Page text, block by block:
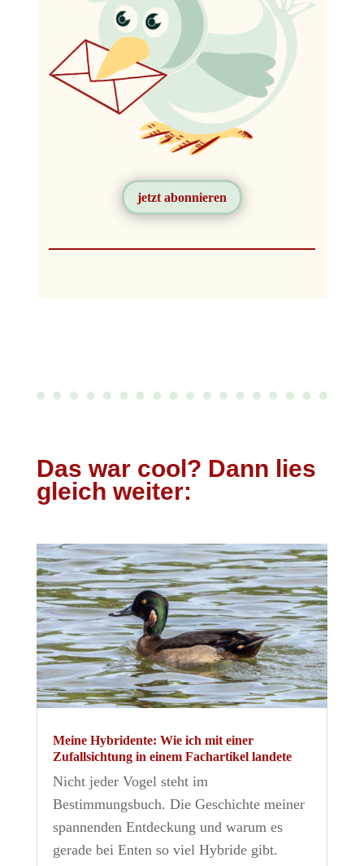
jetzt abonnieren
Das war cool? Dann lies
gleich weiter:
Meine Hybridente: Wie ich mit einer
Zufallsichtung in einem Fachartikel landete
Nicht jeder Vogel steht im
Bestimmungsbuch. Die Geschichte meiner
spannenden Entdeckung und warum es
gerade bei Enten so viel Hybride gibt.